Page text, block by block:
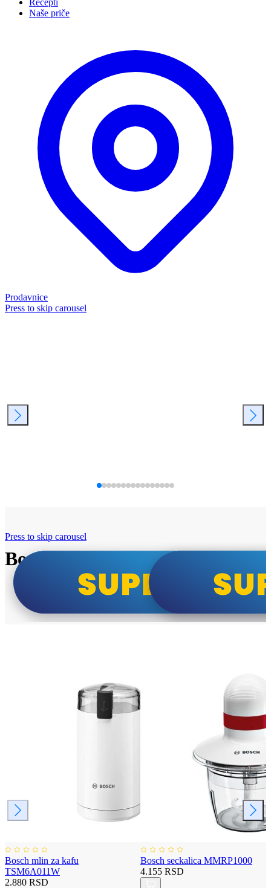
Recepti
Naše priče
Prodavnice
Press to skip carousel
Bosch super cene
Press to skip carousel
Bosch mlin za kafu
TSM6A011W
2.880 RSD
Bosch seckalica MMRP1000
4.155 RSD